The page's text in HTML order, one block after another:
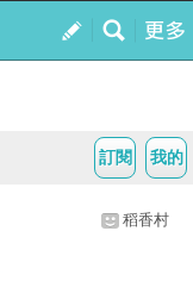
我的
訂閱
稻香村